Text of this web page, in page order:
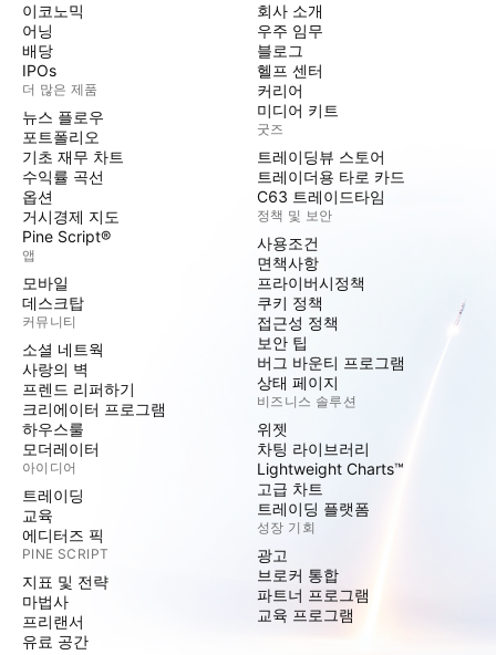
이코노믹
어닝
배당
IPOs
더 많은 제품
뉴스 플로우
포트폴리오
기초 재무 차트
수익률 곡선
옵션
거시경제 지도
Pine Script®
앱
모바일
데스크탑
커뮤니티
소셜 네트웍
사랑의 벽
프렌드 리퍼하기
크리에이터 프로그램
하우스룰
모더레이터
아이디어
트레이딩
교육
에디터즈 픽
PINE SCRIPT
지표 및 전략
마법사
프리랜서
유료 공간
회사 소개
우주 임무
블로그
헬프 센터
커리어
미디어 키트
굿즈
트레이딩뷰 스토어
트레이더용 타로 카드
C63 트레이드타임
정책 및 보안
사용조건
면책사항
프라이버시정책
쿠키 정책
접근성 정책
보안 팁
버그 바운티 프로그램
상태 페이지
비즈니스 솔루션
위젯
차팅 라이브러리
Lightweight Charts™
고급 차트
트레이딩 플랫폼
성장 기회
광고
브로커 통합
파트너 프로그램
교육 프로그램